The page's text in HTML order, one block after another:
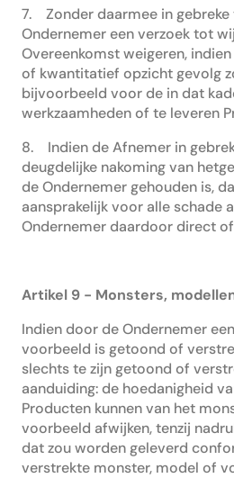
7. Zonder daarmee in gebreke
Ondernemer een verzoek tot
Overeenkomst weigeren,
of kwantitatief opzicht gevolg
bijvoorbeeld voor de in dat
werkzaamheden of te leveren
8. Indien de Afnemer in
deugdelijke nakoming van
de Ondernemer gehouden is,
aansprakelijk voor alle schade
Ondernemer daardoor direct
Artikel 9 - Monsters,
Indien door de Ondernemer
voorbeeld is getoond of
slechts te zijn getoond of
aanduiding: de hoedanigheid
Producten kunnen van het
voorbeeld afwijken, tenzij
dat zou worden geleverd
verstrekte monster, model of